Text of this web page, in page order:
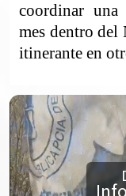
coordinar una
mes dentro del
itinerante en